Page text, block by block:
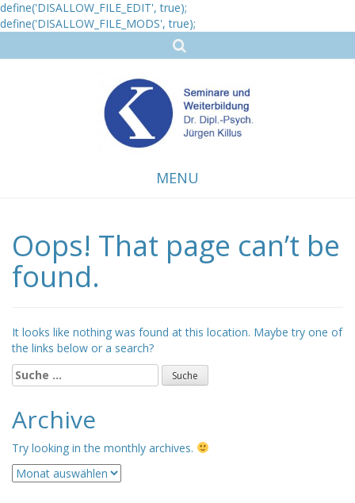
define('DISALLOW_FILE_EDIT', true);
define('DISALLOW_FILE_MODS', true);
MENU
to
content
Oops! That page can’t be
found.
It looks like nothing was found at this location. Maybe try one of
the links below or a search?
Suche
nach:
Archive
Try looking in the monthly archives.
Archive